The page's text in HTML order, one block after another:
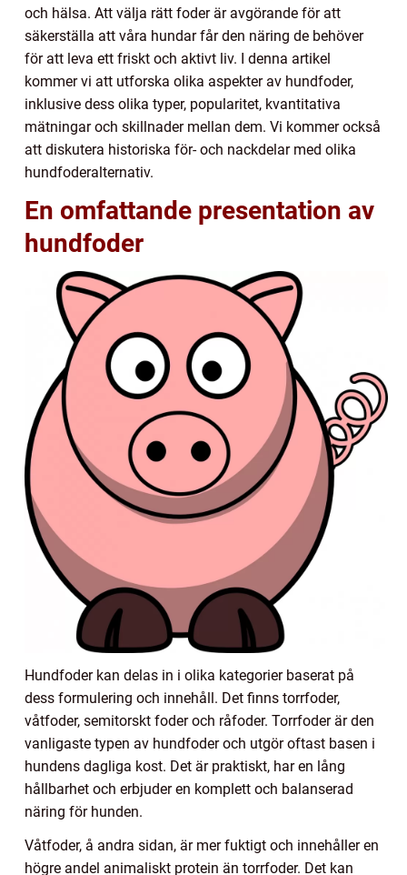
och hälsa. Att välja rätt foder är avgörande för att
säkerställa att våra hundar får den näring de behöver
för att leva ett friskt och aktivt liv. I denna artikel
kommer vi att utforska olika aspekter av hundfoder,
inklusive dess olika typer, popularitet, kvantitativa
mätningar och skillnader mellan dem. Vi kommer också
att diskutera historiska för- och nackdelar med olika
hundfoderalternativ.
En omfattande presentation av
hundfoder
Hundfoder kan delas in i olika kategorier baserat på
dess formulering och innehåll. Det finns torrfoder,
våtfoder, semitorskt foder och råfoder. Torrfoder är den
vanligaste typen av hundfoder och utgör oftast basen i
hundens dagliga kost. Det är praktiskt, har en lång
hållbarhet och erbjuder en komplett och balanserad
näring för hunden.
Våtfoder, å andra sidan, är mer fuktigt och innehåller en
högre andel animaliskt protein än torrfoder. Det kan